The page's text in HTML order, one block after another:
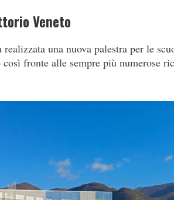
Veneto
una nuova palestra per le
fronte alle sempre più numerose